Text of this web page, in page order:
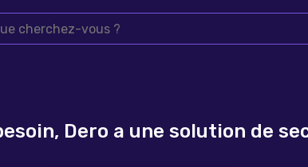
Dero a une solution de